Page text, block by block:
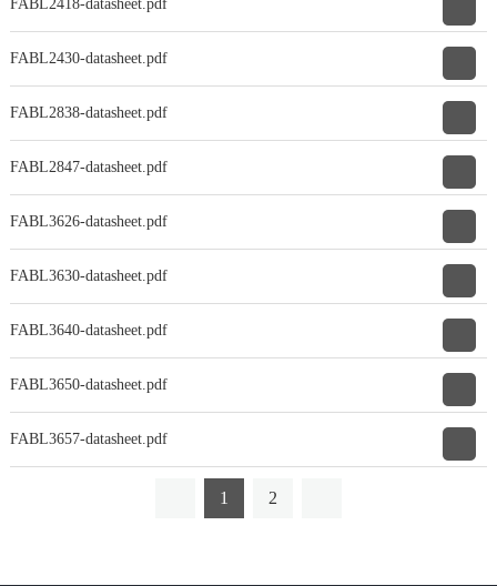
FABL2418-datasheet.pdf
FABL2430-datasheet.pdf
FABL2838-datasheet.pdf
FABL2847-datasheet.pdf
FABL3626-datasheet.pdf
FABL3630-datasheet.pdf
FABL3640-datasheet.pdf
FABL3650-datasheet.pdf
FABL3657-datasheet.pdf
1 2